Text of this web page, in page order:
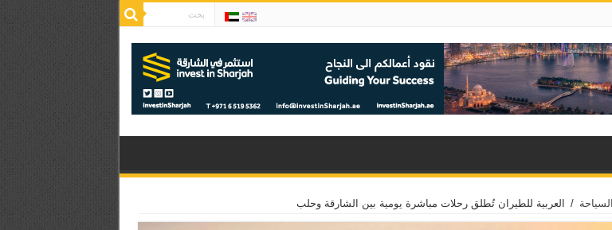
السياحة / العربية للطيران تُطلق رحلات مباشرة يومية بين الشارقة وحلب